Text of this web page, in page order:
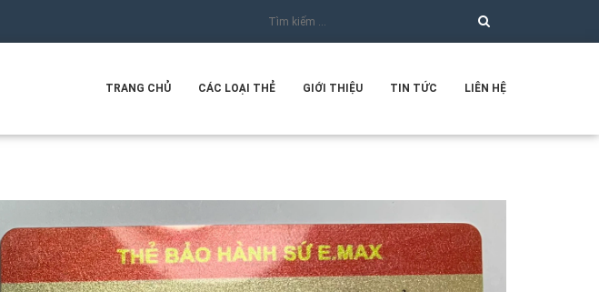
TRANG CHỦ CÁC LOẠI THẺ GIỚI THIỆU TIN TỨC LIÊN HỆ